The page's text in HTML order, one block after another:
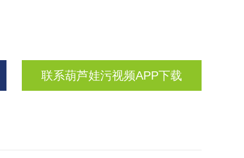
联系葫芦娃污视频APP下载